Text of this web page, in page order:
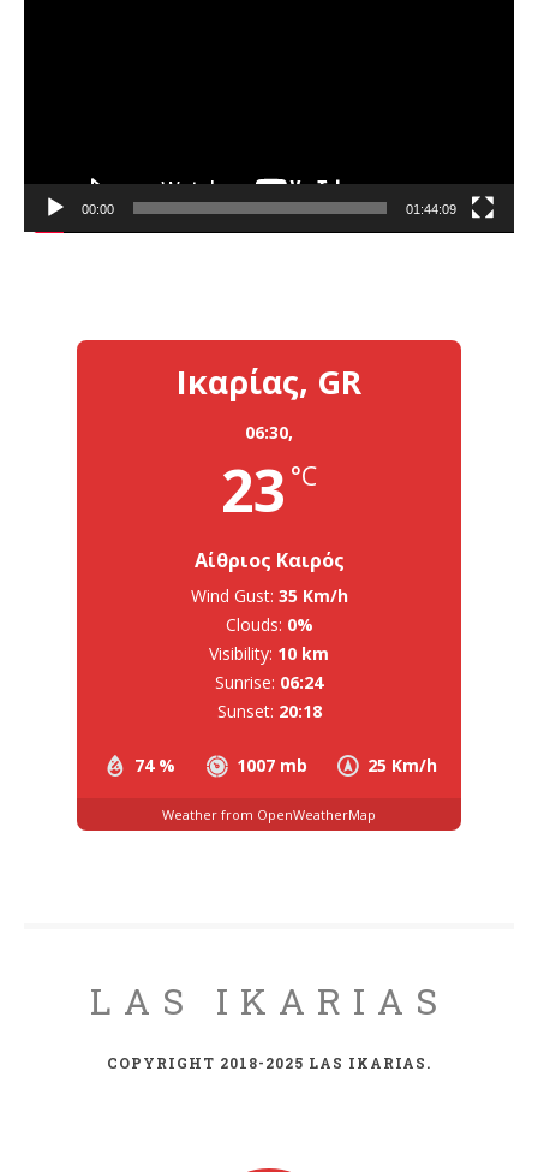
00:00 01:44:09
Ικαρίας, GR
06:30,
23 °C
Αίθριος Καιρός
74 % 1007 mb 25 Km/h
Wind Gust: 35 Km/h
Clouds: 0%
Visibility: 10 km
Sunrise: 06:24
Sunset: 20:18
Weather from OpenWeatherMap
LAS IKARIAS
COPYRIGHT 2018-2025 LAS IKARIAS.